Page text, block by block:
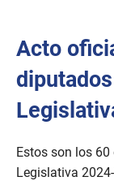
Acto
Estos son los
Legislativa